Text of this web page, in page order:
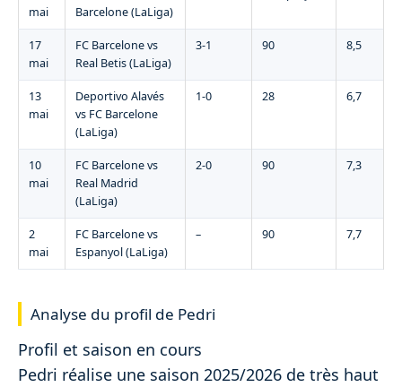
mai
Barcelone (LaLiga)
17
mai
FC Barcelone vs
Real Betis (LaLiga)
3-1 90 8,5
13
mai
Deportivo Alavés
vs FC Barcelone
(LaLiga)
1-0 28 6,7
10
mai
FC Barcelone vs
Real Madrid
(LaLiga)
2-0 90 7,3
2
mai
FC Barcelone vs
Espanyol (LaLiga)
– 90 7,7
Analyse du profil de Pedri
Profil et saison en cours
Pedri réalise une saison 2025/2026 de très haut